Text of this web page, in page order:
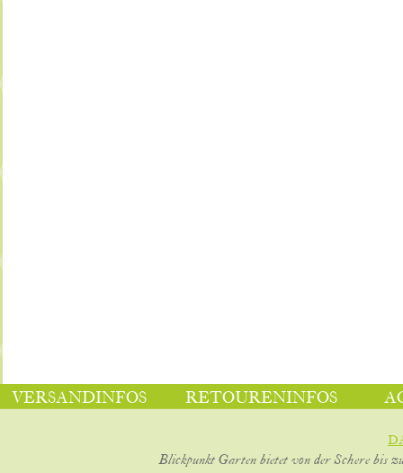
VERSANDINFOS RETOURENINFOS
Blickpunkt Garten bietet von der Schere bis